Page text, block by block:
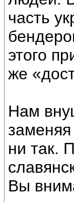
часть
этого
же
Нам
ни так.
Вы